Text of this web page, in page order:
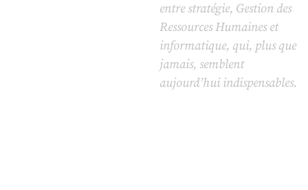
entre stratégie, Gestion des
Ressources Humaines et
informatique, qui, plus que
jamais, semblent
aujourd’hui indispensables.